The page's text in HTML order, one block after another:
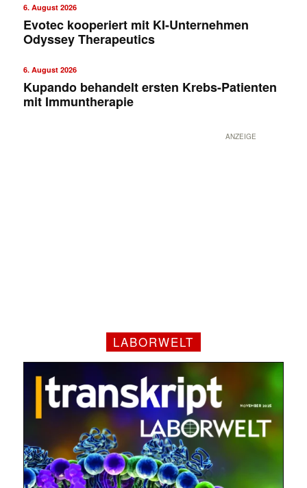
6. August 2026
Evotec kooperiert mit KI-Unternehmen
Odyssey Therapeutics
6. August 2026
Kupando behandelt ersten Krebs-Patienten
mit Immuntherapie
ANZEIGE
LABORWELT